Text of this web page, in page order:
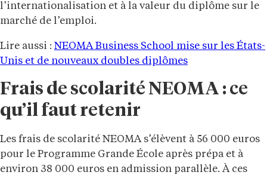
l’internationalisation et à la valeur du diplôme sur le
marché de l’emploi.
Lire aussi : NEOMA Business School mise sur les États-
Unis et de nouveaux doubles diplômes
Frais de scolarité NEOMA : ce
qu’il faut retenir
Les frais de scolarité NEOMA s’élèvent à 56 000 euros
pour le Programme Grande École après prépa et à
environ 38 000 euros en admission parallèle. À ces